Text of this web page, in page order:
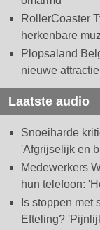
RollerCoaster
herkenbare
Plopsaland
nieuwe
Laatste audio
Snoeiharde
'Afgrijselijk en
Medewerkers
hun telefoon:
Is stoppen met
Efteling?